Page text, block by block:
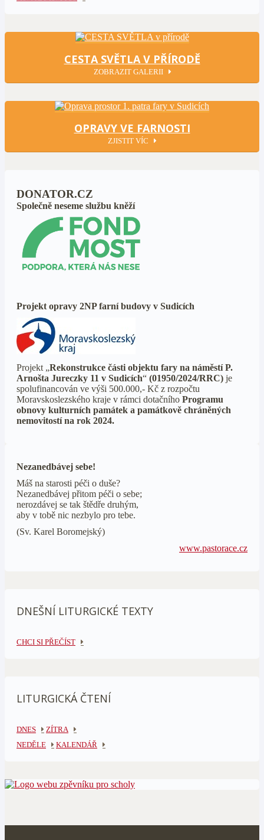
CESTA SVĚTLA V PŘÍRODĚ
ZOBRAZIT GALERII
OPRAVY VE FARNOSTI
ZJISTIT VÍC
DONATOR.CZ
Společně neseme službu kněží
Projekt opravy 2NP farní budovy v Sudicích
Projekt „Rekonstrukce části objektu fary na náměstí P.
Arnošta Jureczky 11 v Sudicích“ (01950/2024/RRC) je
spolufinancován ve výši 500.000,- Kč z rozpočtu
Moravskoslezského kraje v rámci dotačního Programu
obnovy kulturních památek a památkově chráněných
nemovitostí na rok 2024.
Nezanedbávej sebe!
Máš na starosti péči o duše?
Nezanedbávej přitom péči o sebe;
nerozdávej se tak štědře druhým,
aby v tobě nic nezbylo pro tebe.
(Sv. Karel Boromejský)
www.pastorace.cz
DNEŠNÍ LITURGICKÉ TEXTY
CHCI SI PŘEČÍST
LITURGICKÁ ČTENÍ
DNES
ZÍTRA
NEDĚLE
KALENDÁŘ